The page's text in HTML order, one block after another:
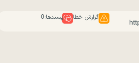
گزارش خطا پسندها:0